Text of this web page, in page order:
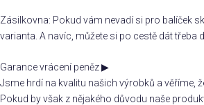
Zásilkovna: Pokud vám nevadí si pro balíček
varianta. A navíc, můžete si po cestě dát třeba
Garance vrácení peněz▶
Jsme hrdí na kvalitu našich výrobků a věříme,
Pokud by však z nějakého důvodu naše